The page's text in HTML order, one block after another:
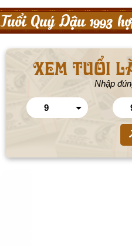
Tuổi Quý Dậu 1993
Xem tuổi
Nhập